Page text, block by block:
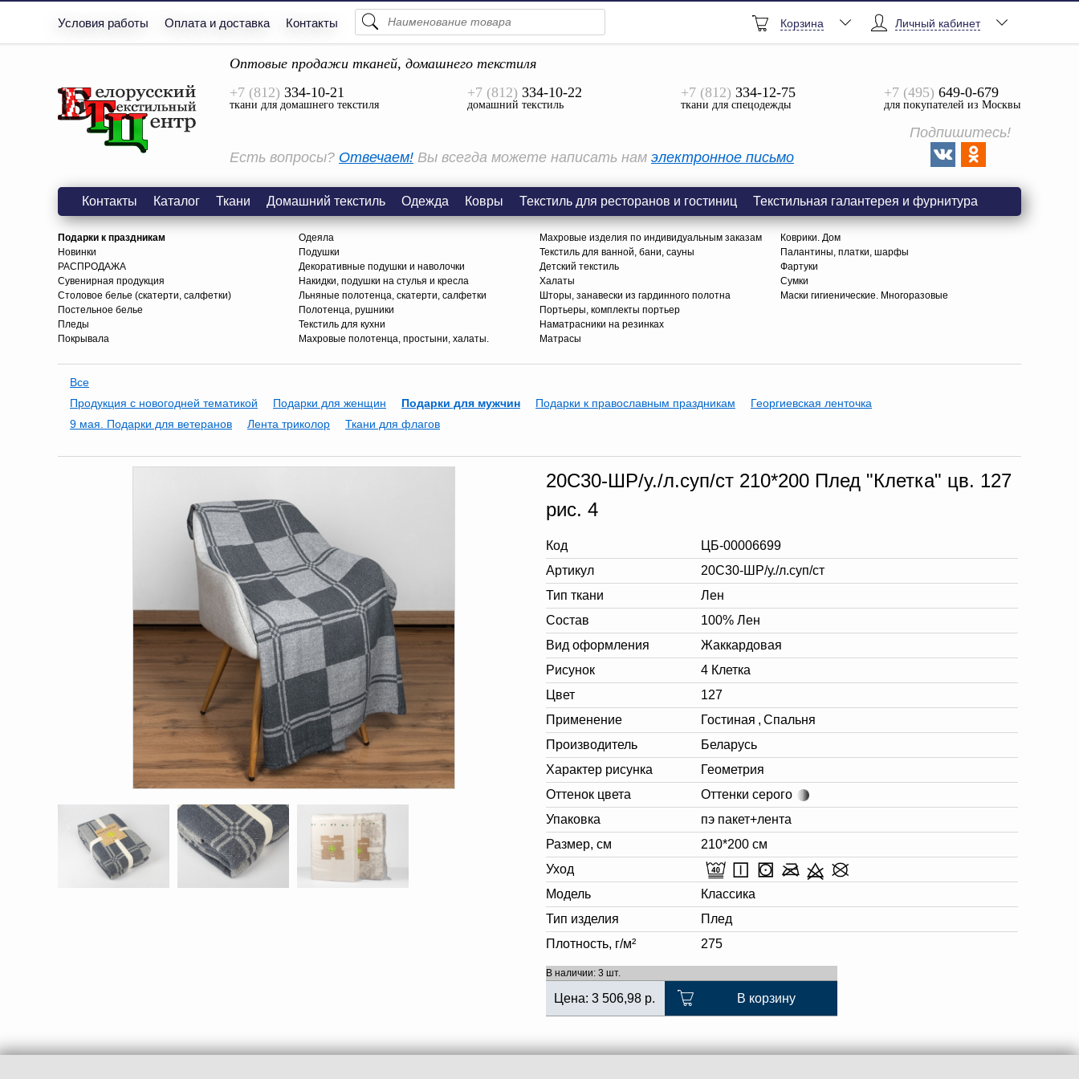
Условия работы Оплата и доставка Контакты
Просмотреть Все
Личный кабинет
Корзина
Оптовые продажи тканей, домашнего текстиля
+7 (812) 334-10-21
ткани для домашнего текстиля
+7 (812) 334-10-22
домашний текстиль
+7 (812) 334-12-75
ткани для спецодежды
+7 (495) 649-0-679
для покупателей из Москвы
Есть вопросы? Отвечаем! Вы всегда можете написать нам электронное письмо
Подпишитесь!
Контакты Каталог Ткани Домашний текстиль Одежда Ковры Текстиль для ресторанов и гостиниц Текстильная галантерея и фурнитура
Подарки к праздникам
Новинки
РАСПРОДАЖА
Сувенирная продукция
Столовое белье (скатерти, салфетки)
Постельное белье
Пледы
Покрывала
Одеяла
Подушки
Декоративные подушки и наволочки
Накидки, подушки на стулья и кресла
Льняные полотенца, скатерти, салфетки
Полотенца, рушники
Текстиль для кухни
Махровые полотенца, простыни, халаты.
Махровые изделия по индивидуальным заказам
Текстиль для ванной, бани, сауны
Детский текстиль
Халаты
Шторы, занавески из гардинного полотна
Портьеры, комплекты портьер
Наматрасники на резинках
Матрасы
Коврики. Дом
Палантины, платки, шарфы
Фартуки
Сумки
Маски гигиенические. Многоразовые
Все
Продукция с новогодней тематикой
Подарки для женщин Подарки для мужчин Подарки к православным праздникам
Георгиевская ленточка
9 мая. Подарки для ветеранов
Лента триколор Ткани для флагов
20С30-ШР/у./л.суп/ст 210*200 Плед "Клетка" цв. 127
рис. 4
Код
ЦБ-00006699
Артикул
20С30-ШР/у./л.суп/ст
Тип ткани
Лен
Состав
100% Лен
Вид оформления
Жаккардовая
Рисунок
4 Клетка
Цвет
127
Применение
Гостиная , Спальня
Производитель
Беларусь
Характер рисунка
Геометрия
Оттенок цвета
Оттенки серого
Упаковка
пэ пакет+лента
Размер, см
210*200 см
Уход
Модель
Классика
Тип изделия
Плед
Плотность, г/м²
275
В наличии: 3 шт.
Цена: 3 506,98 р. В корзину